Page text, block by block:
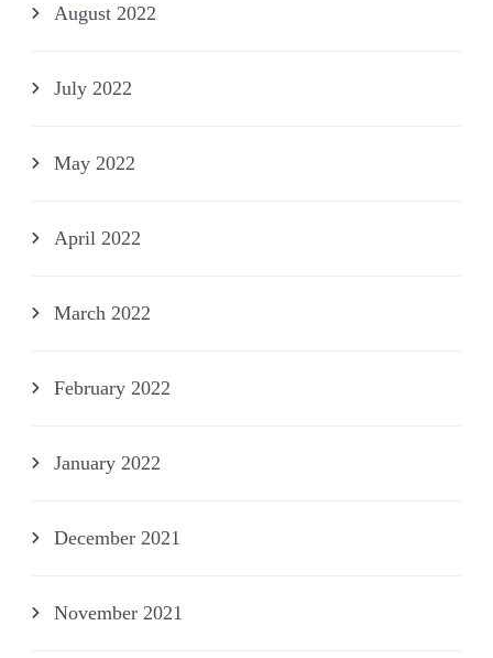
August 2022
July 2022
May 2022
April 2022
March 2022
February 2022
January 2022
December 2021
November 2021